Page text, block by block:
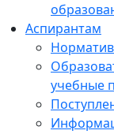
Аспирантам
учебные